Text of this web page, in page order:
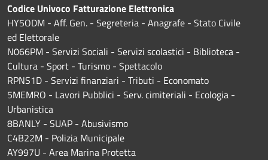
Codice Univoco Fatturazione Elettronica
HY5ODM - Aff. Gen. - Segreteria - Anagrafe - Stato Civile
ed Elettorale
N066PM - Servizi Sociali - Servizi scolastici - Biblioteca -
Cultura - Sport - Turismo - Spettacolo
RPNS1D - Servizi finanziari - Tributi - Economato
5MEMRO - Lavori Pubblici - Serv. cimiteriali - Ecologia -
Urbanistica
8BANLY - SUAP - Abusivismo
C4B22M - Polizia Municipale
AY997U - Area Marina Protetta